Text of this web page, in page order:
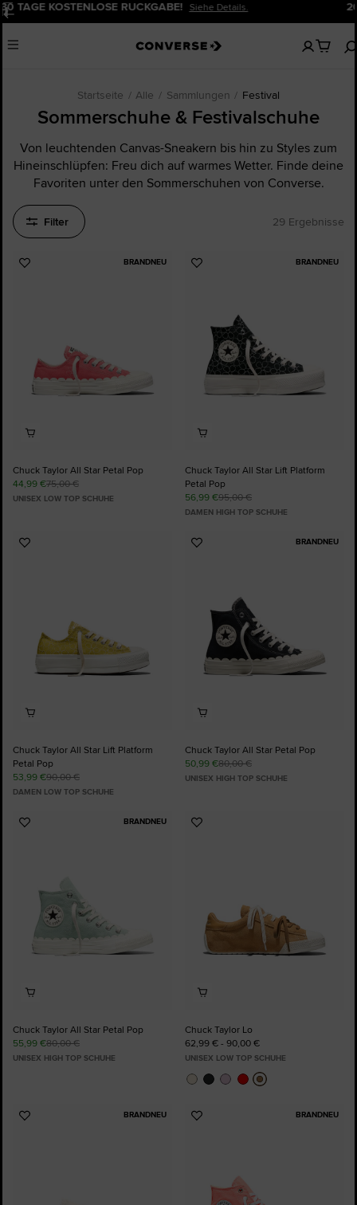
Pause 20% RABATT FÜR NEUKUND: INNEN. Jetzt Anmelden!
Menu
Keine
artikel
Startseite Alle Sammlungen Festival
Sommerschuhe & Festivalschuhe
Von leuchtenden Canvas-Sneakern bis hin zu Styles zum
Hineinschlüpfen: Freu dich auf warmes Wetter. Finde deine
Favoriten unter den Sommerschuhen von Converse.
Filter 29 Ergebnisse
BRANDNEU
Zu
Chuck Taylor All Star Petal Pop
44,99 €75,00 €
UNISEX LOW TOP SCHUHE
BRANDNEU
Zu
Chuck Taylor All Star Lift Platform
Petal Pop
56,99 €95,00 €
DAMEN HIGH TOP SCHUHE
Zu
Chuck Taylor All Star Lift Platform
Petal Pop
53,99 €90,00 €
DAMEN LOW TOP SCHUHE
BRANDNEU
Zu
Chuck Taylor All Star Petal Pop
50,99 €80,00 €
UNISEX HIGH TOP SCHUHE
BRANDNEU
Zu
Chuck Taylor All Star Petal Pop
55,99 €80,00 €
UNISEX HIGH TOP SCHUHE
Zu
Chuck Taylor Lo
62,99 € - 90,00 €
UNISEX LOW TOP SCHUHE
BRANDNEU
Zu
BRANDNEU
Zu